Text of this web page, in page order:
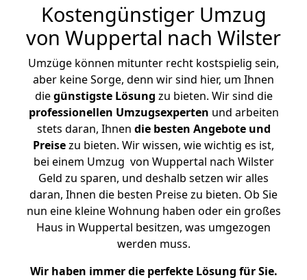
Kostengünstiger Umzug
von Wuppertal nach Wilster
Umzüge können mitunter recht kostspielig sein,
aber keine Sorge, denn wir sind hier, um Ihnen
diegünstigste Lösung zu bieten. Wir sind die
professionellen Umzugsexperten und arbeiten
stets daran, Ihnen die besten Angebote und
Preisezu bieten. Wir wissen, wie wichtig es ist,
bei einem Umzug von Wuppertal nach Wilster
Geld zu sparen, und deshalb setzen wir alles
daran, Ihnen die besten Preise zu bieten. Ob Sie
nun eine kleine Wohnung haben oder ein großes
Haus in Wuppertal besitzen, was umgezogen
werden muss.
Wir haben immer die perfekte Lösung für Sie.